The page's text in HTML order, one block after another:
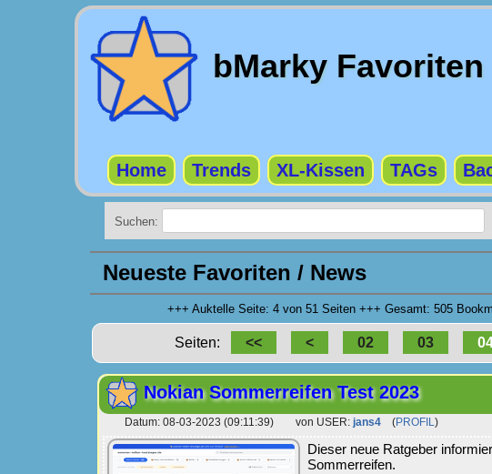
bMarky Favoriten
Home Trends XL-Kissen TAGs
Suchen:
Neueste Favoriten / News
+++ Auktelle Seite: 4 von 51 Seiten +++ Gesamt: 505
Seiten: << < 02 03
Nokian Sommerreifen Test 2023
Datum: 08-03-2023 (09:11:39) von USER: jans4 (PROFIL)
Dieser neue Ratgeber
Sommerreifen.